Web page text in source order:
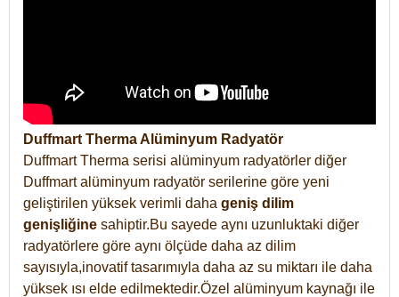
Duffmart Therma Alüminyum Radyatör
Duffmart Therma serisi alüminyum radyatörler diğer
Duffmart alüminyum radyatör serilerine göre yeni
geliştirilen yüksek verimli daha geniş dilim
genişliğine sahiptir.Bu sayede aynı uzunluktaki diğer
radyatörlere göre aynı ölçüde daha az dilim
sayısıyla,inovatif tasarımıyla daha az su miktarı ile daha
yüksek ısı elde edilmektedir.Özel alüminyum kaynağı ile